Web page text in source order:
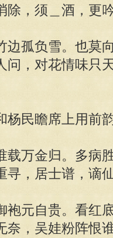
除，须＿酒，更
边孤负雪。也莫
问，对花情味只
杨民瞻席上用前
载万金归。多病
寻，居士谱，谪
袍元自贵。看红
奈，吴娃粉阵恨